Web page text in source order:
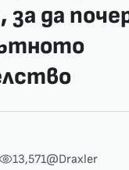
за да
13,571@Draxler